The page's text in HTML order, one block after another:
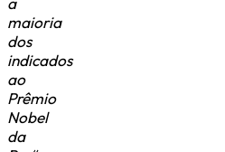
maioria
dos
indicados
ao
Prêmio
Nobel
da